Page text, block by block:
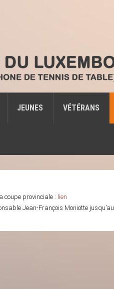
JEUNES VÉTÉRANS
coupe provinciale : lien
Jean-François Moniotte jusqu’au